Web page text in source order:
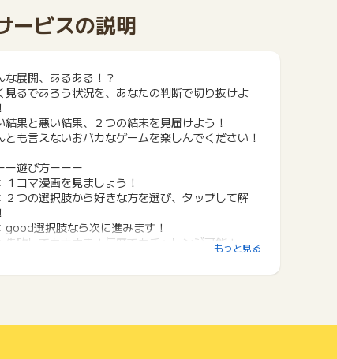
ービスの説明
な展開、あるある！？
見るであろう状況を、あなたの判断で切り抜けよ
結果と悪い結果、２つの結末を見届けよう！
とも言えないおバカなゲームを楽しんでください！
ー遊び方ーーー
１コマ漫画を見ましょう！
２つの選択肢から好きな方を選び、タップして解
good選択肢なら次に進みます！
失敗しても大丈夫！何度でもチャレンジ可能！もっと見る